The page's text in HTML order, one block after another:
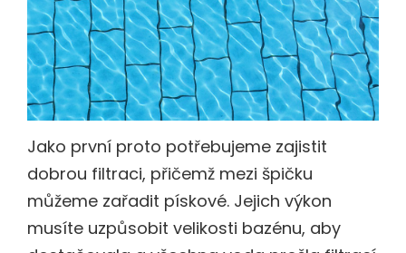
Jako první proto potřebujeme zajistit
dobrou filtraci, přičemž mezi špičku
můžeme zařadit pískové. Jejich výkon
musíte uzpůsobit velikosti bazénu, aby